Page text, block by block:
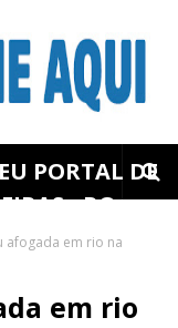
PORTAL DE
- RO
afogada em rio na
em rio